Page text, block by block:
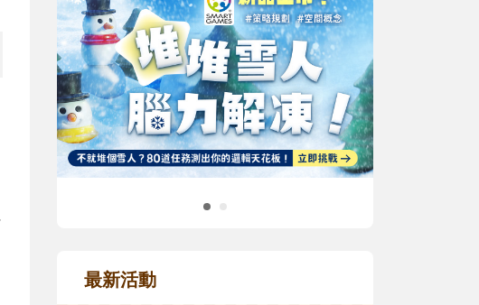
最新活動